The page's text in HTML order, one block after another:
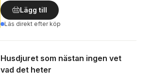
Lägg till
Läs direkt efter köp
Husdjuret som nästan ingen vet
vad det heter